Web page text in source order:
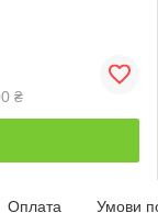
₴
Оплата Умови